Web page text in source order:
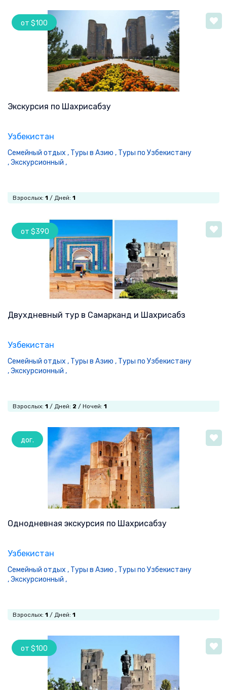
от $100
Экскурсия по Шахрисабзу
Узбекистан
Семейный отдых , Туры в Азию , Туры по Узбекистану
,Экскурсионный ,
Взрослых: 1 / Дней: 1
от $390
Двухдневный тур в Самарканд и Шахрисабз
Узбекистан
Семейный отдых , Туры в Азию , Туры по Узбекистану
,Экскурсионный ,
Взрослых: 1 / Дней: 2 / Ночей: 1
дог.
Однодневная экскурсия по Шахрисабзу
Узбекистан
Семейный отдых , Туры в Азию , Туры по Узбекистану
,Экскурсионный ,
Взрослых: 1 / Дней: 1
от $100